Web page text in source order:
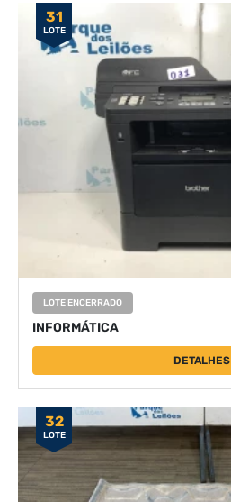
31
LOTE
LOTE ENCERRADO
INFORMÁTICA
DETALHES
32
LOTE